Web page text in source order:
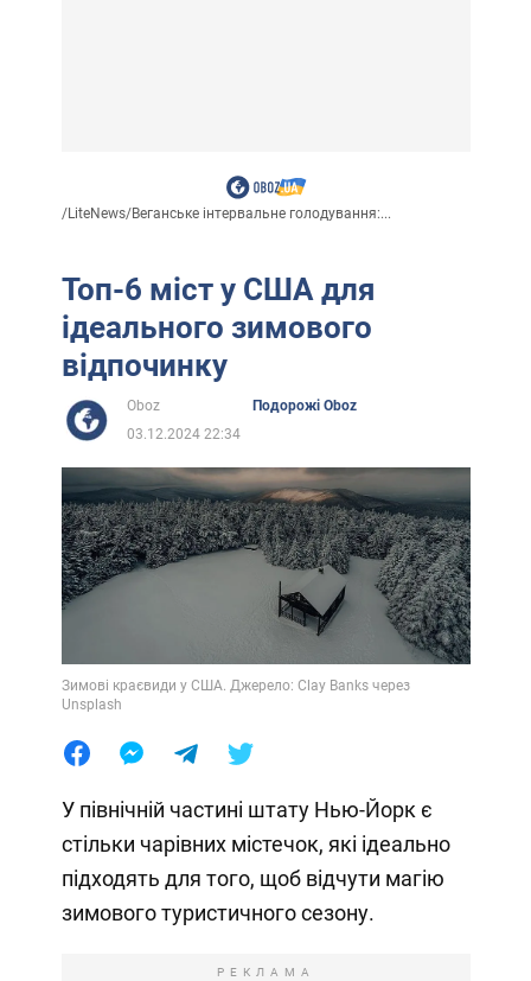
/LiteNews/Веганське інтервальне голодування:...
Топ-6 міст у США для
ідеального зимового
відпочинку
Oboz
Подорожі Oboz
03.12.2024 22:34
Зимові краєвиди у США. Джерело: Clay Banks через
Unsplash
У північній частині штату Нью-Йорк є
стільки чарівних містечок, які ідеально
підходять для того, щоб відчути магію
зимового туристичного сезону.
РЕКЛАМА